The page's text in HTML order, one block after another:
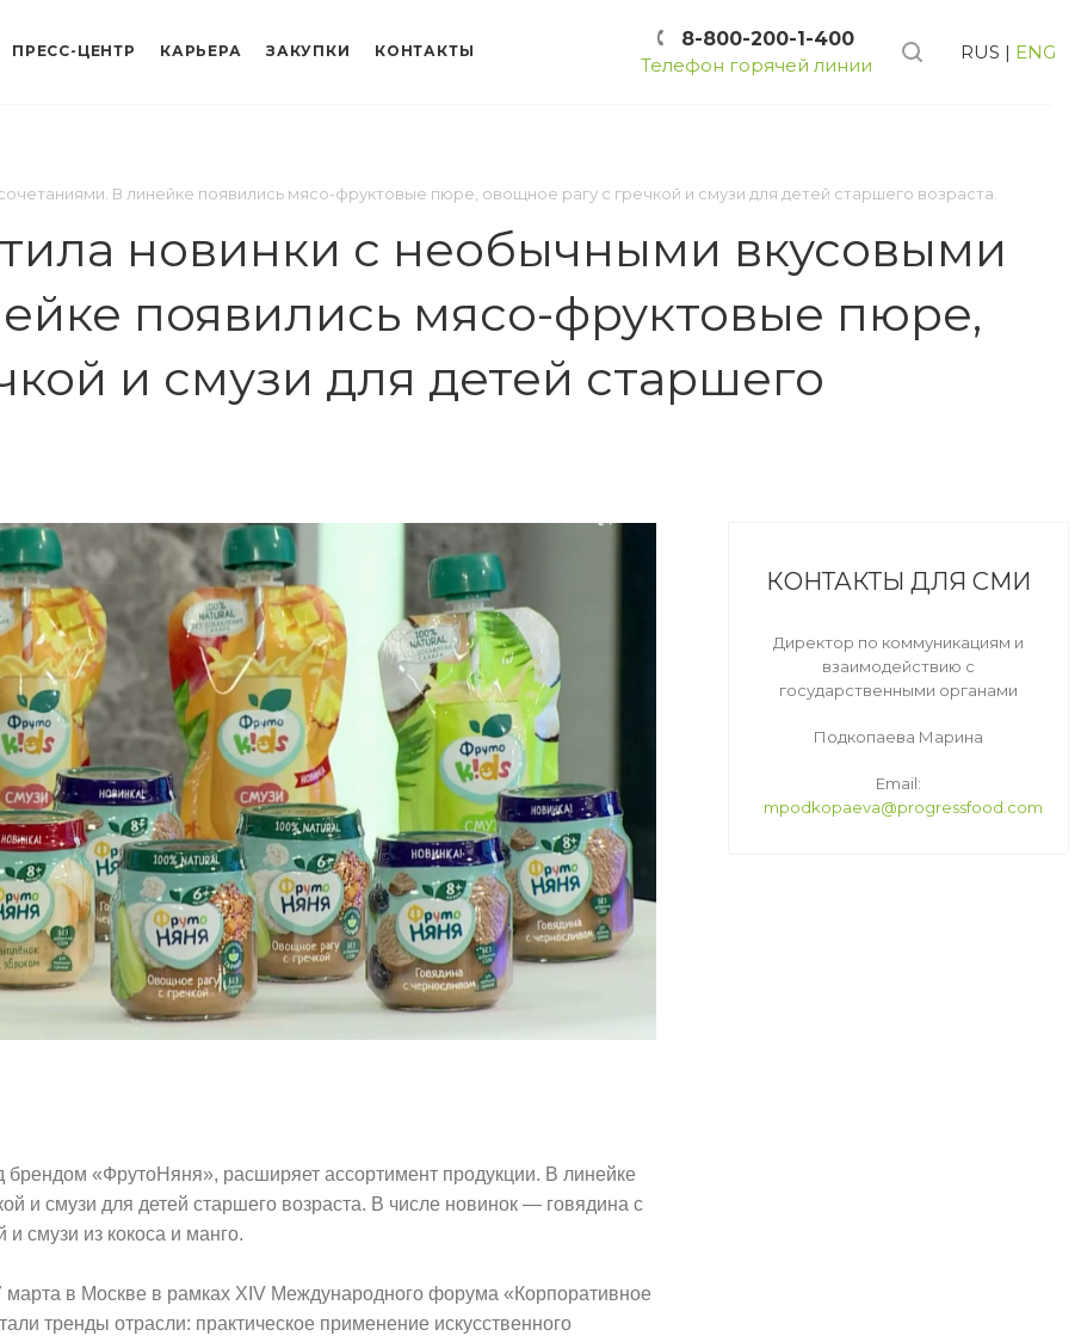
RUS | ENG
8-800-200-1-400
Телефон горячей линии
ПРЕСС-ЦЕНТР КАРЬЕРА ЗАКУПКИ КОНТАКТЫ
В линейке появились мясо-фруктовые пюре, овощное рагу с гречкой и смузи для детей старшего возраста.
новинки с необычными вкусовыми
появились мясо-фруктовые пюре,
и смузи для детей старшего
«ФрутоНяня», расширяет ассортимент продукции. В линейке
и смузи для детей старшего возраста. В числе новинок — говядина с
смузи из кокоса и манго.
в Москве в рамках XIV Международного форума «Корпоративное
тренды отрасли: практическое применение искусственного
КОНТАКТЫ ДЛЯ СМИ
Директор по коммуникациям и
взаимодействию с
государственными органами
Подкопаева Марина
Email:
mpodkopaeva@progressfood.com